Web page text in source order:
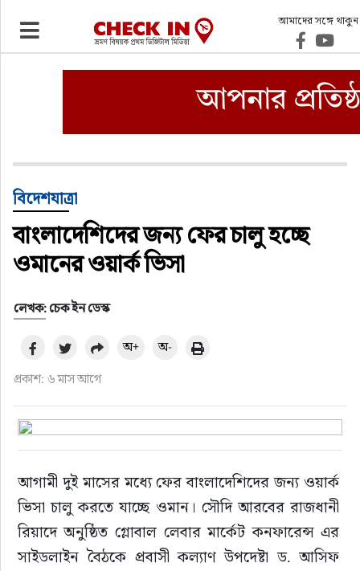
আমাদের সঙ্গে থাকুন
ভ্রমণ
ওটিএ
হোটেল-মোটেল-রিসোর্ট
বিদেশযাত্রা
প্রবাস
ফুড
হজ-ওমরাহ
আরও
বিদেশযাত্রা
বাংলাদেশিদের জন্য ফের চালু হচ্ছে
ওমানের ওয়ার্ক ভিসা
লেখক: চেক ইন ডেস্ক
প্রকাশ: ৬ মাস আগে
অ+ অ-
আগামী দুই মাসের মধ্যে ফের বাংলাদেশিদের জন্য ওয়ার্ক
ভিসা চালু করতে যাচ্ছে ওমান। সৌদি আরবের রাজধানী
রিয়াদে অনুষ্ঠিত গ্লোবাল লেবার মার্কেট কনফারেন্স এর
সাইডলাইন বৈঠকে প্রবাসী কল্যাণ উপদেষ্টা ড. আসিফ